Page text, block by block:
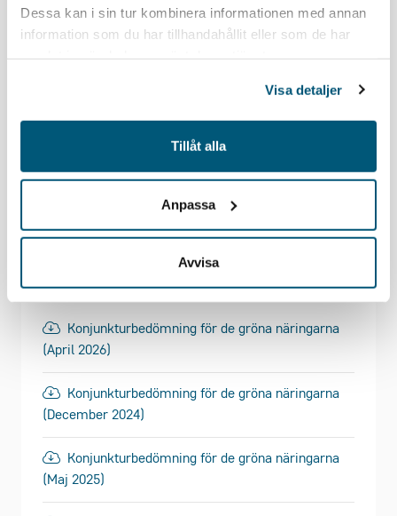
Dessa kan i sin tur kombinera informationen med annan
information som du har tillhandahållit eller som de har
Visa detaljer
Tillåt alla
Anpassa
Avvisa
Blankett för ersättning ledamot programråd
2021
Förslag till dagordning vid möte med lokalt
Riktlinjer för programråd, praktikstöd och
Konjunkturbedömning för de gröna näringarna
(April 2026)
Konjunkturbedömning för de gröna näringarna
(December 2024)
Konjunkturbedömning för de gröna näringarna
(Maj 2025)